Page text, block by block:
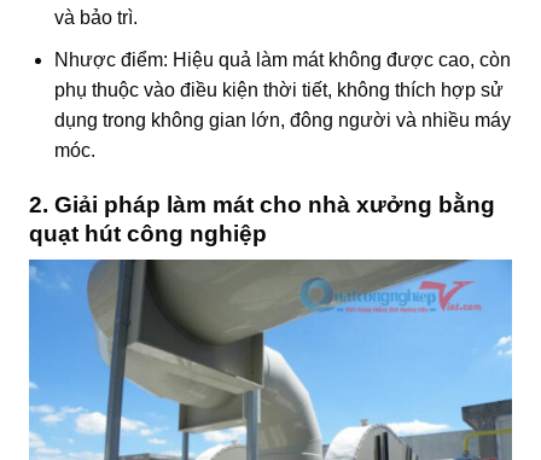
và bảo trì.
Nhược điểm: Hiệu quả làm mát không được cao, còn
phụ thuộc vào điều kiện thời tiết, không thích hợp sử
dụng trong không gian lớn, đông người và nhiều máy
móc.
2. Giải pháp làm mát cho nhà xưởng bằng
quạt hút công nghiệp